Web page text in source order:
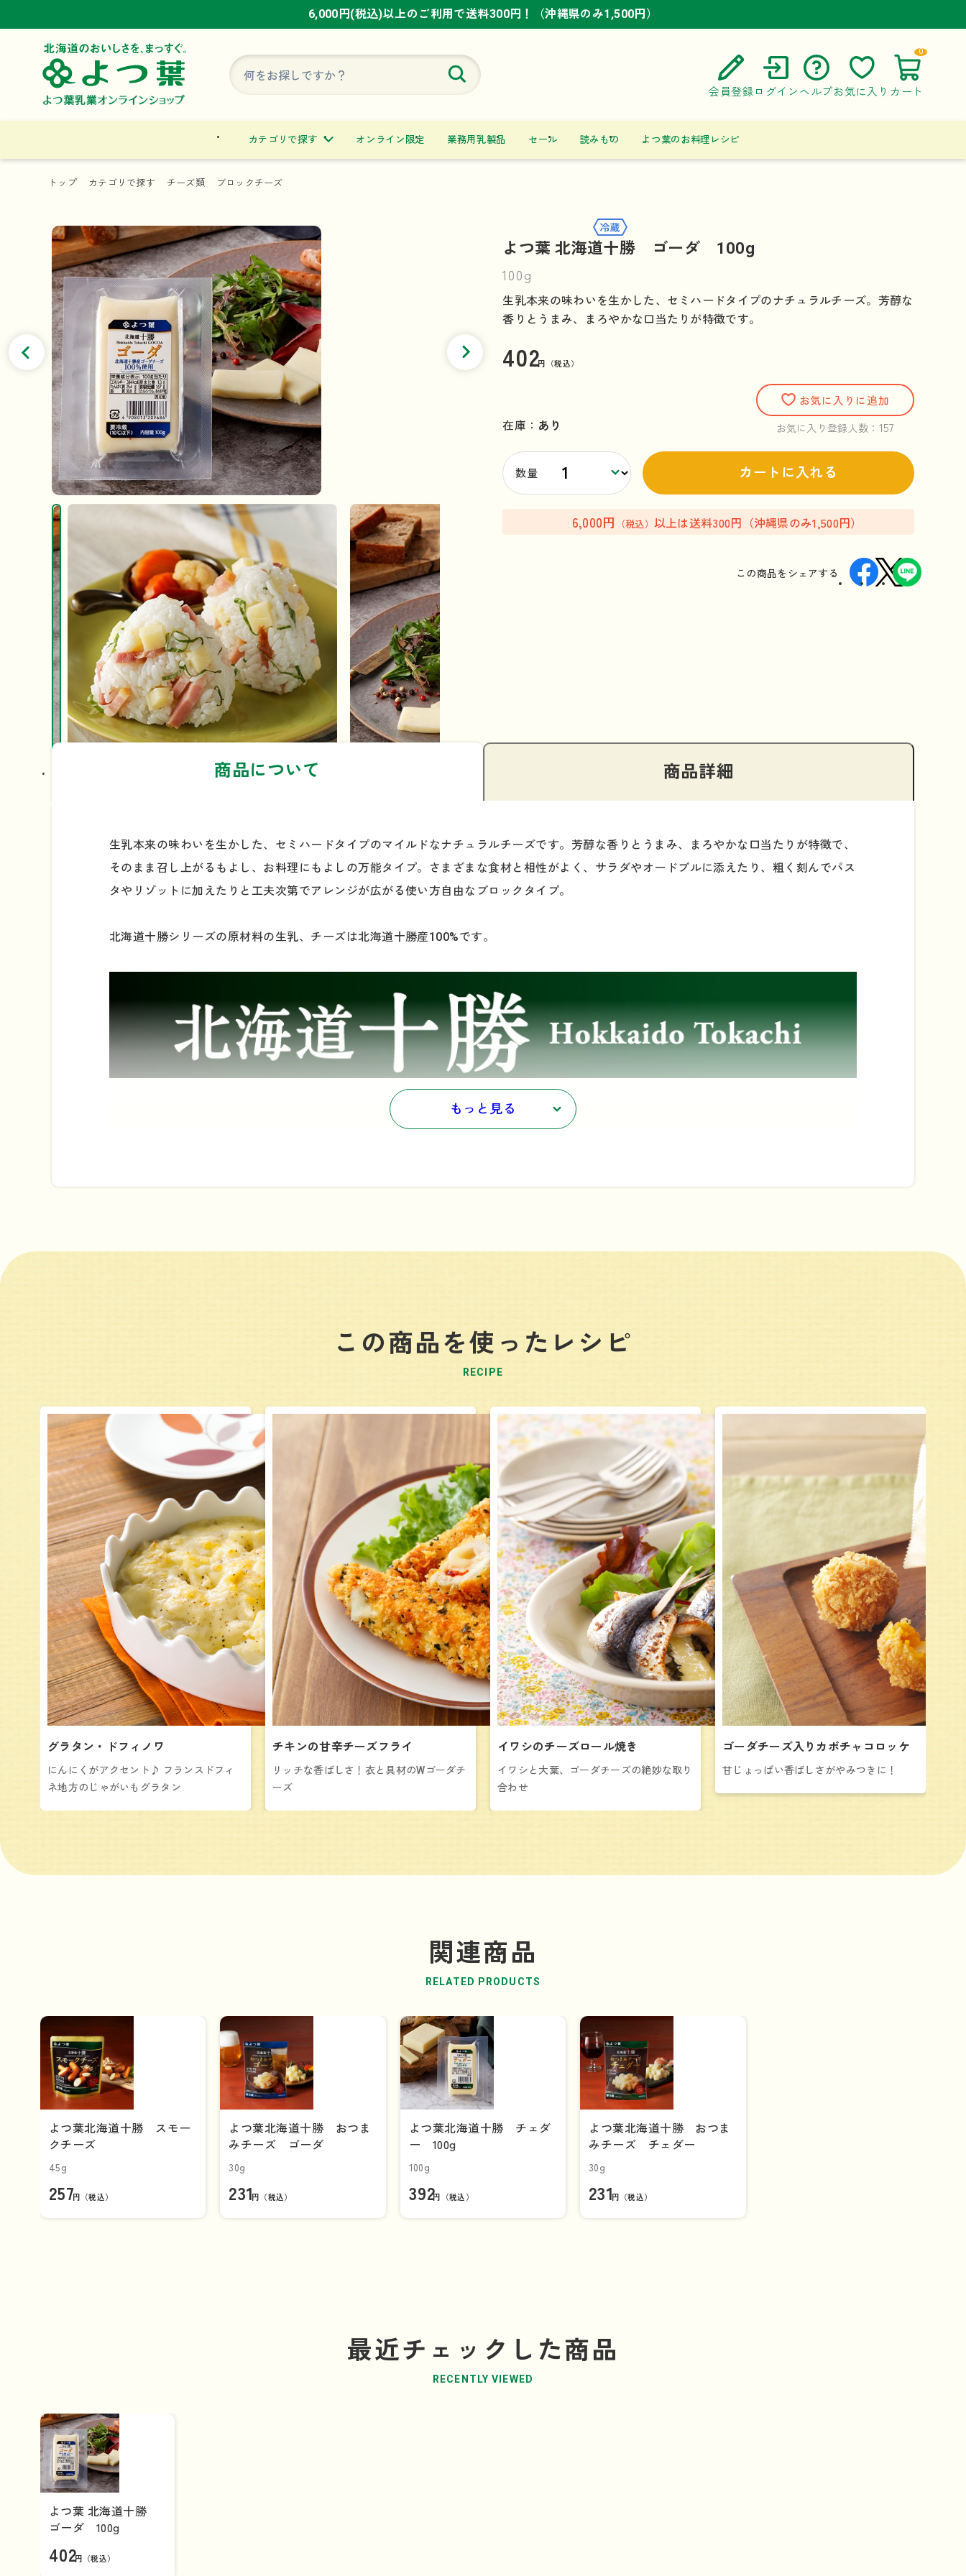
6,000円(税込)以上のご利用で送料300円！（沖縄県のみ1,500円）
6,000円(税込)以上のご利用で送料300円！（沖縄県のみ1,500円）
6,000円(税込)以上のご利用で送料300円！（沖縄県のみ1,500円）
会員登録 ログイン ヘルプ
ご利用ガイド
お問い合わせ
お気に入り カート
0
カテゴリで探す オンライン限定 業務用乳製品 セール 読みもの よつ葉のお料理レシピ
トップ カテゴリで探す チーズ類 ブロックチーズ
よつ葉 北海道十勝 ゴーダ 100g
100g
生乳本来の味わいを生かした、セミハードタイプのナチュラルチーズ。芳醇な
香りとうまみ、まろやかな口当たりが特徴です。
402円（税込）
在庫： あり
お気に入りに追加
お気に入り登録人数： 157
数量 カートに入れる
6,000円 （税込） 以上は送料300円（沖縄県のみ1,500円）
この商品を シェアする
商品について 商品詳細
生乳本来の味わいを生かした、セミハードタイプのマイルドなナチュラルチーズです。芳醇な香りとうまみ、まろやかな口当たりが特徴で、
そのまま召し上がるもよし、お料理にもよしの万能タイプ。さまざまな食材と相性がよく、サラダやオードブルに添えたり、粗く刻んでパス
タやリゾットに加えたりと工夫次第でアレンジが広がる使い方自由なブロックタイプ。
北海道十勝シリーズの原材料の生乳、チーズは北海道十勝産100%です。
もっと見る
この商品を使ったレシピ
RECIPE
グラタン・ドフィノワ
にんにくがアクセント♪ フランスドフィ
ネ地方のじゃがいもグラタン
チキンの甘辛チーズフライ
リッチな香ばしさ！衣と具材のWゴーダチ
ーズ
イワシのチーズロール焼き
イワシと大葉、ゴーダチーズの絶妙な取り
合わせ
ゴーダチーズ入りカボチャコロッケ
甘じょっぱい香ばしさがやみつきに！
関連商品
RELATED PRODUCTS
よつ葉北海道十勝 スモー
クチーズ
45g
257円（税込）
よつ葉北海道十勝 おつま
みチーズ ゴーダ
30g
231円（税込）
よつ葉北海道十勝 チェダ
ー 100g
100g
392円（税込）
よつ葉北海道十勝 おつま
みチーズ チェダー
30g
231円（税込）
最近チェックした商品
RECENTLY VIEWED
よつ葉 北海道十勝
ゴーダ 100g
402円（税込）